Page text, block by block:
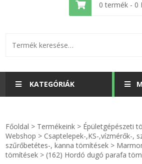
0 termék - 0
KATEGÓRIÁK
KULCSTARTÓ - KULCSKARIKA
HŰTŐMÁGNES KERET - FÓLIA
Főoldal > Termékeink > Épületgépészeti
Webshop > Csaptelepek-,KS-,vízmérők-,
szűrőbetétes-, kanna tömítések >
tömítések >(162) Hordó dugó parafa